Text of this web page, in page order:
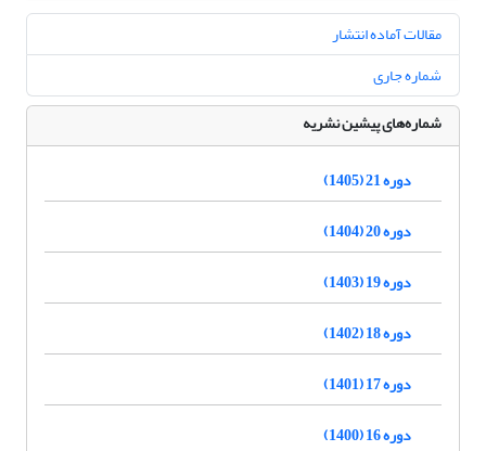
مقالات آماده انتشار
شماره جاری
شماره‌های پیشین نشریه
دوره 21 (1405)
دوره 20 (1404)
دوره 19 (1403)
دوره 18 (1402)
دوره 17 (1401)
دوره 16 (1400)